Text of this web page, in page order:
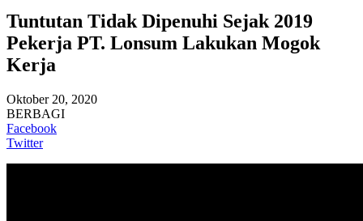
Tuntutan Tidak Dipenuhi Sejak 2019
Pekerja PT. Lonsum Lakukan Mogok
Kerja
Oktober 20, 2020
BERBAGI
Facebook
Twitter